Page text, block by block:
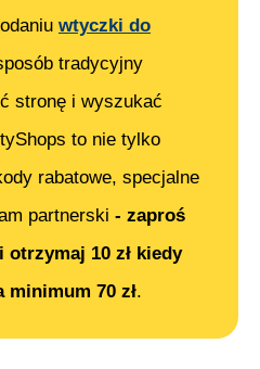
wtyczki do
tradycyjny
stronę i wyszukać
to nie tylko
rabatowe, specjalne
partnerski - zaproś
10 zł kiedy
minimum 70 zł.